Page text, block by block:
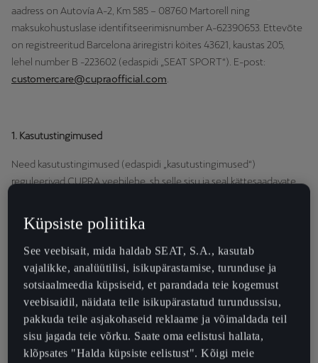
aadress on Autovía A-2, Km 585 – 08760 Martorell ning
maksukohustuslase identifitseerimisnumber A-62390653. Ettevõte
on registreeritud Barcelona äriregistri köites 43621, kaustas 205,
lehel number B -223602 (edaspidi „SEAT SPORT“). E-post:
customercare@cupraofficial.com
1. Kasutustingimused
Need kasutustingimused (edaspidi „kasutustingimused“)
reguleerivad CUPRA veebilehe, sh selle sisu ja seal kättesaadavate
loetakse iga isikut, kes veebilehele siseneb ja kes nõustub alati
sõnaselgelt, automaatselt ja vabatahtlikult kehtivate
kasutustingimustega, kui ta veebilehele siseneb, kui ka
eritingimustega, kui need on kohaldatavad.
SEAT SPORT jätab endale õiguse ühepoolselt igal ajal ja ilma
etteteatamiseta muuta veebilehe ülesehitust ja kujundust, muuta
või eemaldada veebilehe sisu või pakutavaid teenuseid, aga ka
veebilehe kasutamise ja/või sellele juurdepääsu tingimusi.
Küpsiste poliitika
See veebisait, mida haldab SEAT, S.A., kasutab
vajalikke, analüütilisi, isikupärastamise, turunduse ja
sotsiaalmeedia küpsiseid, et parandada teie kogemust
veebisaidil, näidata teile isikupärastatud turundussisu,
pakkuda teile asjakohaseid reklaame ja võimaldada teil
sisu jagada teie võrku. Saate oma eelistusi hallata,
klõpsates "Halda küpsiste eelistust". Kõigi meie